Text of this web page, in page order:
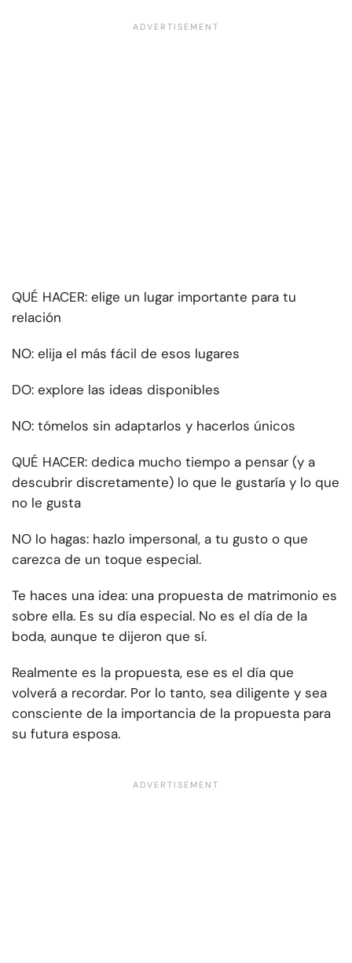
QUÉ HACER: elige un lugar importante para tu
relación
NO: elija el más fácil de esos lugares
DO: explore las ideas disponibles
NO: tómelos sin adaptarlos y hacerlos únicos
QUÉ HACER: dedica mucho tiempo a pensar (y a
descubrir discretamente) lo que le gustaría y lo que
no le gusta
NO lo hagas: hazlo impersonal, a tu gusto o que
carezca de un toque especial.
Te haces una idea: una propuesta de matrimonio es
sobre ella. Es su día especial. No es el día de la
boda, aunque te dijeron que sí.
Realmente es la propuesta, ese es el día que
volverá a recordar. Por lo tanto, sea diligente y sea
consciente de la importancia de la propuesta para
su futura esposa.